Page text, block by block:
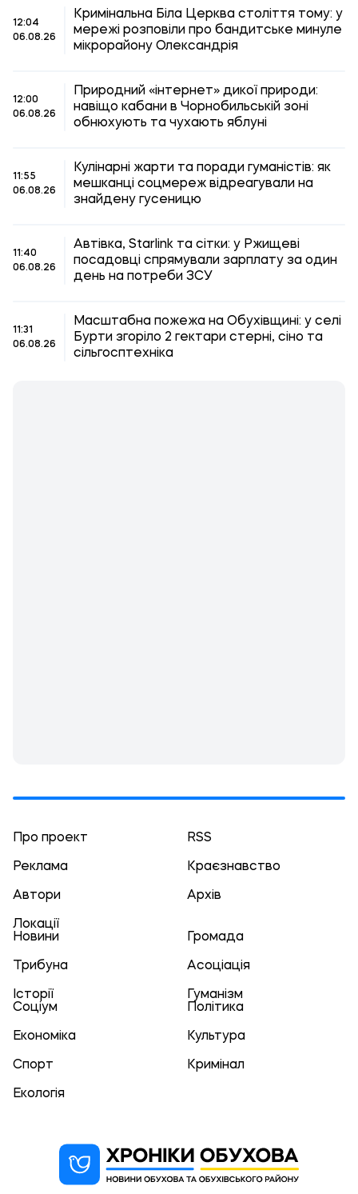
12:04
06.08.26
Кримінальна Біла Церква століття тому: у
мережі розповіли про бандитське минуле
мікрорайону Олександрія
12:00
06.08.26
Природний «інтернет» дикої природи:
навіщо кабани в Чорнобильській зоні
обнюхують та чухають яблуні
11:55
06.08.26
Кулінарні жарти та поради гуманістів: як
мешканці соцмереж відреагували на
знайдену гусеницю
11:40
06.08.26
Автівка, Starlink та сітки: у Ржищеві
посадовці спрямували зарплату за один
день на потреби ЗСУ
11:31
06.08.26
Масштабна пожежа на Обухівщині: у селі
Бурти згоріло 2 гектари стерні, сіно та
сільгосптехніка
Про проект RSS
Реклама Краєзнавство
Автори Архів
Локації
Новини
Громада
Трибуна Асоціація
Історії
Гуманізм
Соціум
Політика
Економіка Культура
Спорт Кримінал
Екологія